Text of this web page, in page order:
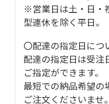
※営業日は土・日・
型連休を除く平日。
〇配達の指定日につ
配達の指定日は受注
ご指定ができます。
最短での納品希望の
ご注文くださいませ。